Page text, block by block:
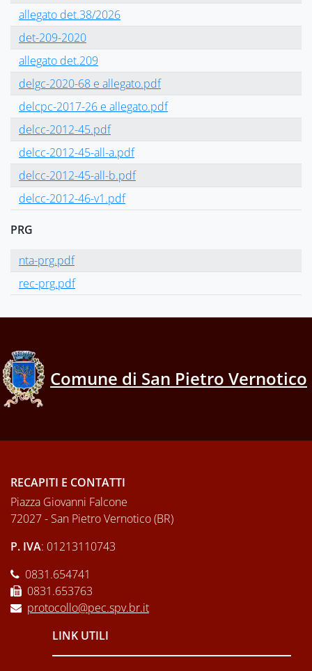
allegato det.38/2026
det-209-2020
allegato det.209
delgc-2020-68 e allegato.pdf
delcpc-2017-26 e allegato.pdf
delcc-2012-45.pdf
delcc-2012-45-all-a.pdf
delcc-2012-45-all-b.pdf
delcc-2012-46-v1.pdf
PRG
nta-prg.pdf
rec-prg.pdf
Comune di San Pietro Vernotico
RECAPITI E CONTATTI
Piazza Giovanni Falcone
72027 - San Pietro Vernotico (BR)
P. IVA: 01213110743
0831.654741
0831.653763
protocollo@pec.spv.br.it
LINK UTILI